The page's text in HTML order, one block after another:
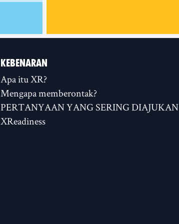
KEBENARAN
Apa itu XR?
Mengapa memberontak?
PERTANYAAN YANG SERING DIAJUKAN
XReadiness